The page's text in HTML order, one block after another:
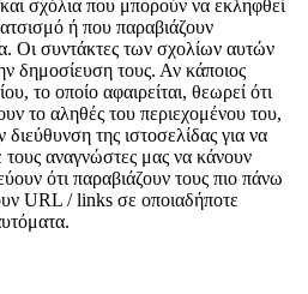
σχόλια που μπορούν να εκληφθεί
ή που παραβιάζουν
Οι συντάκτες των σχολίων αυτών
δημοσίευση τους. Αν κάποιος
το οποίο αφαιρείται, θεωρεί ότι
το αληθές του περιεχομένου του,
διεύθυνση της ιστοσελίδας για να
αναγνώστες μας να κάνουν
ότι παραβιάζουν τους πιο πάνω
URL / links σε οποιαδήποτε